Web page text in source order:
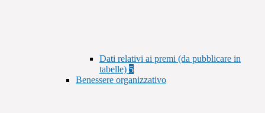
Dati relativi ai premi (da pubblicare in
tabelle) 5
Benessere organizzativo